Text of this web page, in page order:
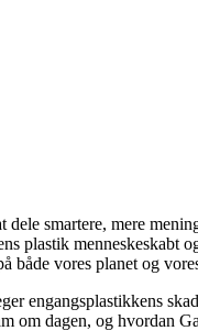
smartere, mere
plastik
både vores planet og
engangsplastikkens
om dagen, og hvordan